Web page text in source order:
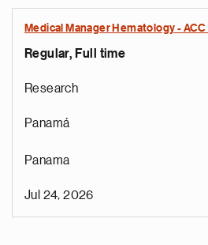
Medical Manager Hematology -
Regular, Full time
Research
Panamá
Panama
Jul 24, 2026